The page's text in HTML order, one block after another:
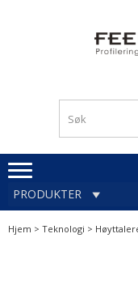
PRODUKTER
Hjem > Teknologi >